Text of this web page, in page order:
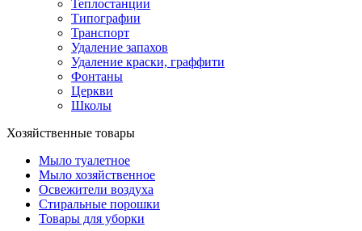
Теплостанции
Типографии
Транспорт
Удаление запахов
Удаление краски, граффити
Фонтаны
Церкви
Школы
Хозяйственные товары
Мыло туалетное
Мыло хозяйственное
Освежители воздуха
Стиральные порошки
Товары для уборки